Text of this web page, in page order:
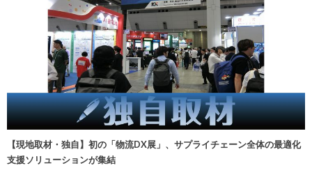
【現地取材・独自】初の「物流DX展」、サプライチェーン全体の最適化
支援ソリューションが集結